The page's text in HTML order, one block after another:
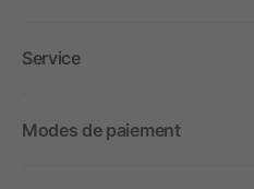
Service
Modes de paiement